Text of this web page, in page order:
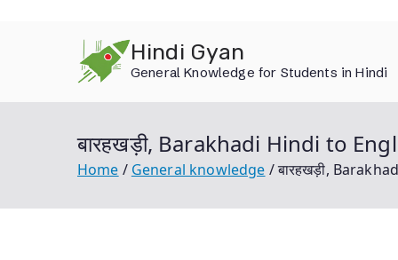
Hindi Gyan
General Knowledge for Students in Hindi
बारहखड़ी, Barakhadi Hindi to
Home General knowledge बारहखड़ी,